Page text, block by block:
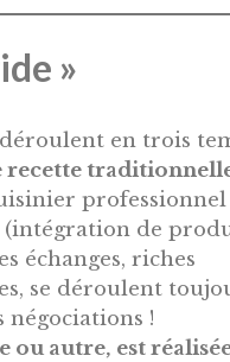
»
en trois
recette
de
échanges, riches
se déroulent
négociations !
autre, est réalisée